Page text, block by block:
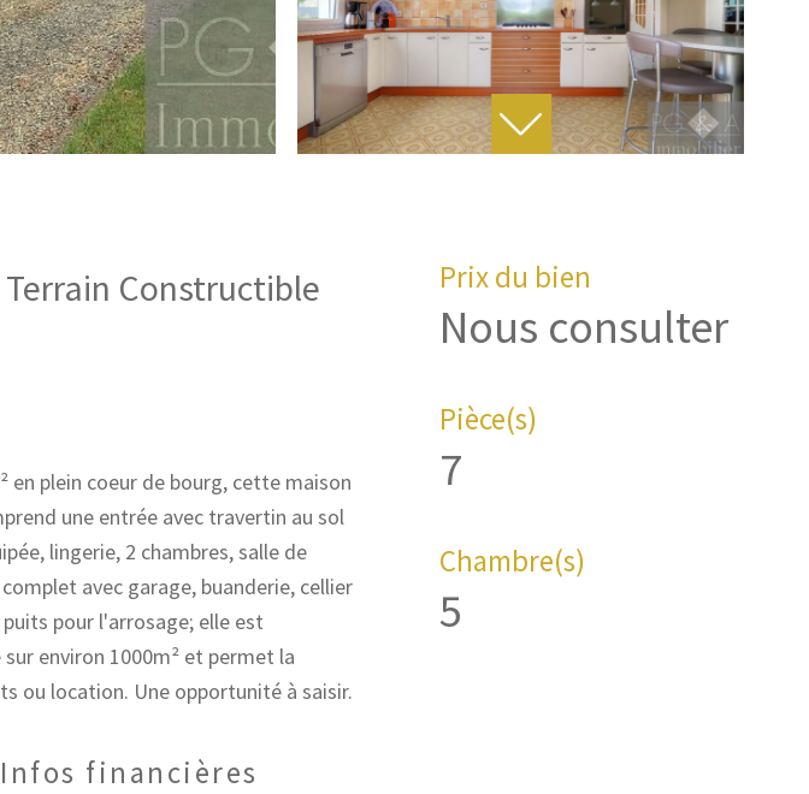
Constructible
en plein coeur de bourg, cette maison
une entrée avec travertin au sol
lingerie, 2 chambres, salle de
avec garage, buanderie, cellier
pour l'arrosage; elle est
environ 1000m² et permet la
Prix du bien
Nous consulter
Pièce(s)
7
Chambre(s)
5
Infos financières